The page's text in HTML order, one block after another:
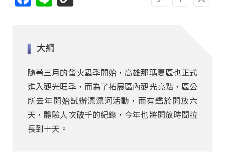
大綱
隨著三月的螢火蟲季開始，高雄那瑪夏區也正式
進入觀光旺季，而為了拓展區內觀光亮點，區公
所去年開始試辦漂漂河活動，而有鑑於開放六
天，體驗人次破千的紀錄，今年也將開放時間拉
長到十天。